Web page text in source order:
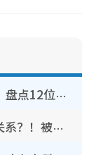
《爱·回家》隐形富豪卧虎藏龙！盘点12位财气逼人的有钱艺人：这位美女3亿身家不愁做
叶泓文拍拖一周年亲口否认情侣关系？！被质疑感情造假竟称GM“普通同事”